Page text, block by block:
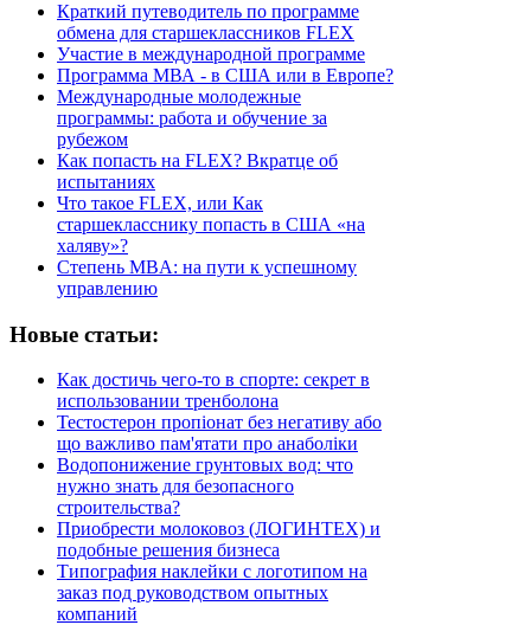
Краткий путеводитель по программе
обмена для старшеклассников FLEX
Участие в международной программе
Программа МВА - в США или в Европе?
Международные молодежные
программы: работа и обучение за
рубежом
Как попасть на FLEX? Вкратце об
испытаниях
Что такое FLEX, или Как
старшекласснику попасть в США «на
халяву»?
Степень MBA: на пути к успешному
управлению
Новые статьи:
Как достичь чего-то в спорте: секрет в
использовании тренболона
Тестостерон пропіонат без негативу або
що важливо пам'ятати про анаболіки
Водопонижение грунтовых вод: что
нужно знать для безопасного
строительства?
Приобрести молоковоз (ЛОГИНТЕХ) и
подобные решения бизнеса
Типография наклейки с логотипом на
заказ под руководством опытных
компаний